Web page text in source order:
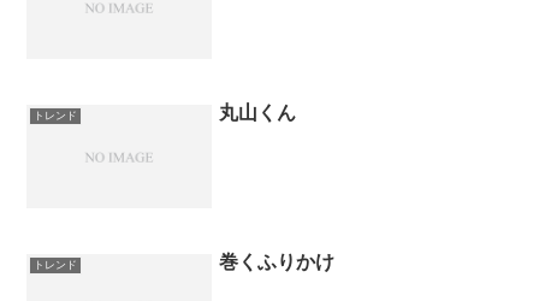
トレンド 丸山くん
トレンド 巻くふりかけ